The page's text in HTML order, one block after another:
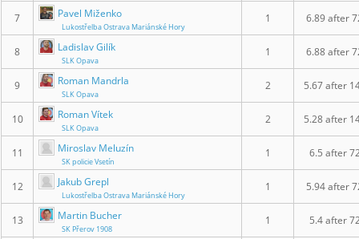
7 Pavel Miženko
Lukostřelba Ostrava Mariánské Hory
1 6.89 after
8 Ladislav Gilík
SLK Opava
1 6.88 after
9 Roman Mandrla
SLK Opava
2 5.67 after
10 Roman Vítek
SLK Opava
2 5.28 after
11 Miroslav Meluzín
SK policie Vsetín
1 6.5 after
12 Jakub Grepl
Lukostřelba Ostrava Mariánské Hory
1 5.94 after
13 Martin Bucher
SK Přerov 1908
1 5.4 after